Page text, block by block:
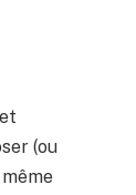
(ou